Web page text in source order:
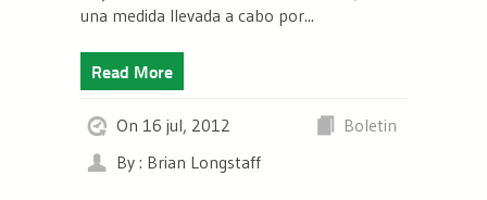
una medida llevada a cabo por...
Read More
On 16 jul, 2012
Boletin
By : Brian Longstaff